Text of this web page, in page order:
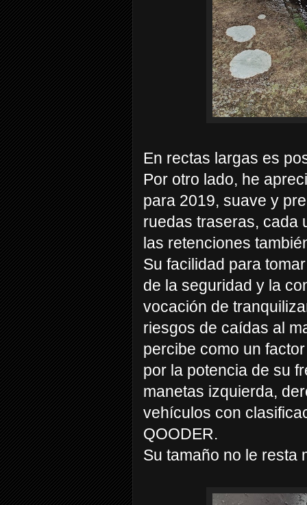
En rectas largas es
Por otro lado, he
para 2019, suave y
ruedas traseras, cada
las retenciones
Su facilidad para
de la seguridad y la
vocación de
riesgos de caídas al
percibe como un
por la potencia de su
manetas izquierda,
vehículos con
QOODER.
Su tamaño no le resta